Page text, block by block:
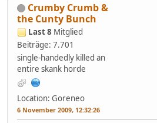
Crumby Crumb &
the Cunty Bunch
Last 8 Mitglied
Beiträge: 7.701
single-handedly killed an
entire skank horde
Location: Goreneo
6 November 2009, 12:32:26